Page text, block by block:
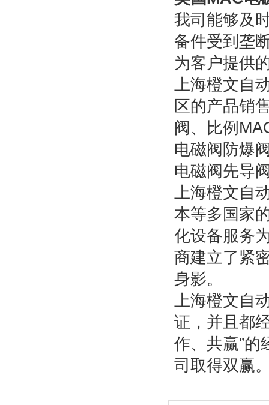
我司能够及
备件受到垄
为客户提供
上海橙文自
区的产品销
阀、比例
电磁阀防爆
电磁阀先导
上海橙文自
本等多国家
化设备服务
商建立了紧
身影。
上海橙文自
证，并且都
作、共赢”的
司取得双赢